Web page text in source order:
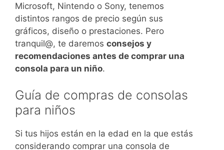
Microsoft, Nintendo o Sony, tenemos
distintos rangos de precio según sus
gráficos, diseño o prestaciones. Pero
tranquil@, te daremos consejos y
recomendaciones antes de comprar una
consola para un niño.
Guía de compras de consolas
para niños
Si tus hijos están en la edad en la que estás
considerando comprar una consola de